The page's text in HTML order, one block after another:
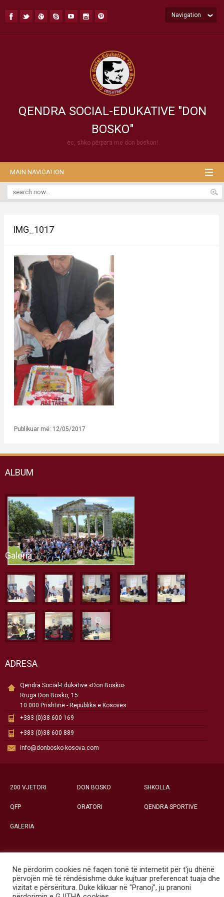
QENDRA SOCIAL-EDUKATIVE "DON
BOSKO"
ec, shko përpara me don boskon!
Navigation
MAIN NAVIGATION
IMG_1017
Publikuar më: 12/05/2017
ALBUM
Galeria
ADRESA
Qendra Social-Edukative «Don Bosko»
Rruga Don Bosko, 15
10 000 Prishtinë - Republika e Kosovës
+383 (0)38 600 169
+383 (0)38 600 889
info@donbosko-kosova.com
200 VJETORI DON BOSKO SHKOLLA
QFP ORATORI QENDRA SPORTIVE
GALERIA
Të gjitha të drejtat e rezervuara ©
Qendra Social-Edukative «Don Bosko» - Prishtinë
Ne përdorim cookies në faqen tonë të internetit për t'ju dhënë
përvojën më të rëndësishme duke kujtuar preferencat tuaja dhe
vizitat e përsëritura. Duke klikuar në "Pranoj", ju pranoni